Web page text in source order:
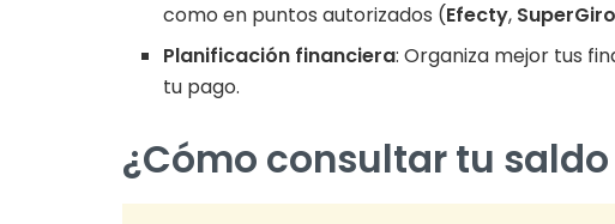
como en puntos autorizados (Efecty,
Planificación financiera: Organiza mejor tus
tu pago.
¿Cómo consultar tu